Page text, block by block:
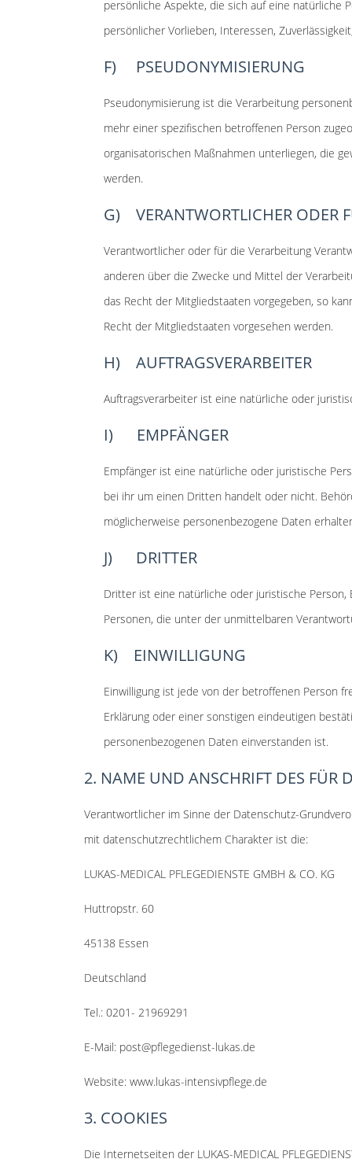
persönliche Aspekte, die sich auf eine natürliche
persönlicher Vorlieben, Interessen,
F) PSEUDONYMISIERUNG
Pseudonymisierung ist die Verarbeitung
mehr einer spezifischen betroffenen Person
organisatorischen Maßnahmen unterliegen, die
werden.
G) VERANTWORTLICHER ODER
Verantwortlicher oder für die Verarbeitung
anderen über die Zwecke und Mittel der
das Recht der Mitgliedstaaten vorgegeben, so
Recht der Mitgliedstaaten vorgesehen werden.
H) AUFTRAGSVERARBEITER
Auftragsverarbeiter ist eine natürliche oder
I) EMPFÄNGER
Empfänger ist eine natürliche oder juristische
bei ihr um einen Dritten handelt oder nicht.
möglicherweise personenbezogene Daten
J) DRITTER
Dritter ist eine natürliche oder juristische
Personen, die unter der unmittelbaren
K) EINWILLIGUNG
Einwilligung ist jede von der betroffenen Person
Erklärung oder einer sonstigen eindeutigen
personenbezogenen Daten einverstanden ist.
2. NAME UND ANSCHRIFT DES FÜR
Verantwortlicher im Sinne der Datenschutz-
mit datenschutzrechtlichem Charakter ist die:
LUKAS-MEDICAL PFLEGEDIENSTE GMBH & CO. KG
Huttropstr. 60
45138 Essen
Deutschland
Tel.: 0201- 21969291
E-Mail: post@pflegedienst-lukas.de
Website: www.lukas-intensivpflege.de
3. COOKIES
Die Internetseiten der LUKAS-MEDICAL